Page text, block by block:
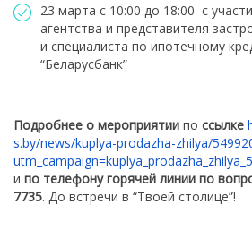
23 марта с 10:00 до 18:00 с
агентства и представителя
и специалиста по ипотечному
“Беларусбанк”
Подробнее о мероприятии по ссылке
s.by/news/kuplya-prodazha-zhilya/
и по телефону горячей линии по
7735. До встречи в “Твоей столице”!